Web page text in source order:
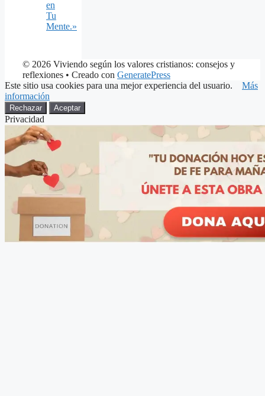
en
Tu
Mente.»
© 2026 Viviendo según los valores cristianos: consejos y
reflexiones • Creado con GeneratePress
Este sitio usa cookies para una mejor experiencia del usuario. Más
información
Rechazar Aceptar
Privacidad